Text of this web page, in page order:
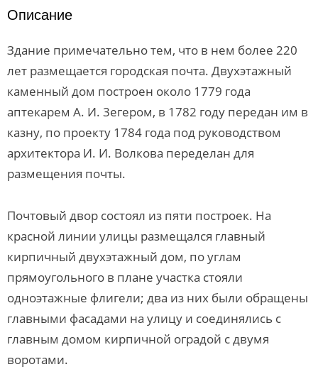
Описание
Здание примечательно тем, что в нем более 220
лет размещается городская почта. Двухэтажный
каменный дом построен около 1779 года
аптекарем А. И. 3егером, в 1782 году передан им в
казну, по проекту 1784 года под руководством
архитектора И. И. Волкова переделан для
размещения почты.
Почтовый двор состоял из пяти построек. На
красной линии улицы размещался главный
кирпичный двухэтажный дом, по углам
прямоугольного в плане участка стояли
одноэтажные флигели; два из них были обращены
главными фасадами на улицу и соединялись с
главным домом кирпичной оградой с двумя
воротами.